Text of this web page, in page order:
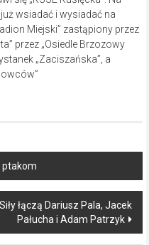
wsiadać i wysiadać na
Miejski” zastąpiony przez
przez „Osiedle Brzozowy
„Zaciszańska”, a
ptakom
łączą Dariusz Pala, Jacek
Pałucha i Adam Patrzyk